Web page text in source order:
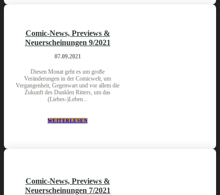
Comic-News, Previews &
Neuerscheinungen 9/2021
07.09.2021
Diesen Monat geht es um große
Veränderungen in der Comicwelt, um
Vergangenheit, Gegenwart und vor allem die
Zukunft des Dunklen Ritters, um das
(Liebes-)Leben...
WEITERLESEN
Comic-News, Previews &
Neuerscheinungen 7/2021